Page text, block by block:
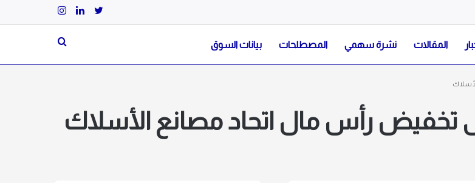
انستقراملينكدإنتويتر
المقالات نشرة سهمي المصطلحات بيانات السوق بحث
تخفيض رأس مال اتحاد مصانع الأسلاك